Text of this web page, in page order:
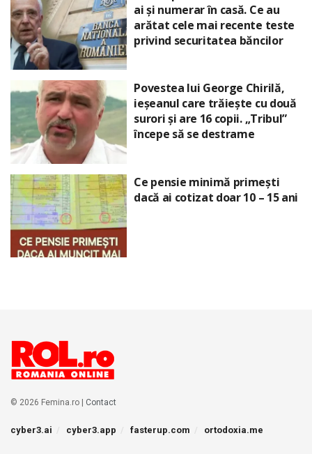
ai și numerar în casă. Ce au
arătat cele mai recente teste
privind securitatea băncilor
Povestea lui George Chirilă,
ieșeanul care trăiește cu două
surori și are 16 copii. „Tribul”
începe să se destrame
Ce pensie minimă primești
dacă ai cotizat doar 10 – 15 ani
© 2026 Femina.ro | Contact
cyber3.ai cyber3.app fasterup.com ortodoxia.me